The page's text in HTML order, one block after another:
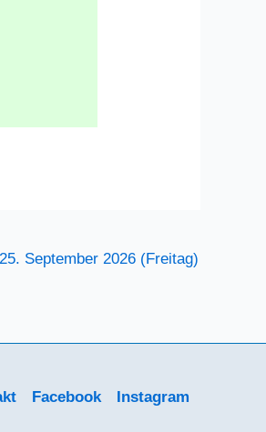
25. September 2026 (Freitag)
Facebook Instagram